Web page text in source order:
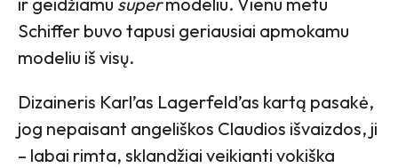
Schiffer buvo tapusi geriausiai apmokamu
modeliu iš visų.
Dizaineris Karl’as Lagerfeld’as kartą pasakė,
jog nepaisant angeliškos Claudios išvaizdos, ji
– labai rimta, sklandžiai veikianti vokiška